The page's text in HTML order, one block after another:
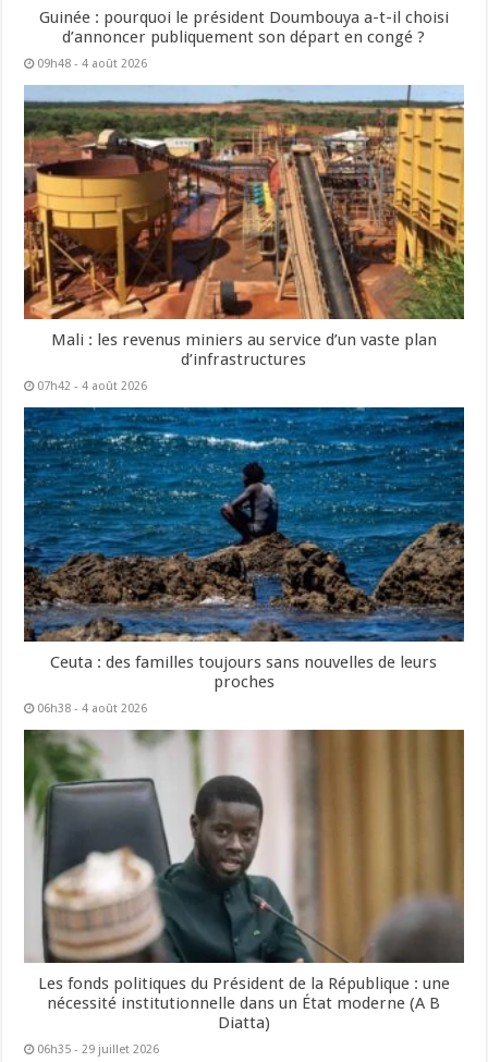
Guinée : pourquoi le président Doumbouya a-t-il choisi
d’annoncer publiquement son départ en congé ?
09h48 - 4 août 2026
Mali : les revenus miniers au service d’un vaste plan
d’infrastructures
07h42 - 4 août 2026
Ceuta : des familles toujours sans nouvelles de leurs
proches
06h38 - 4 août 2026
Les fonds politiques du Président de la République : une
nécessité institutionnelle dans un État moderne (A B
Diatta)
06h35 - 29 juillet 2026